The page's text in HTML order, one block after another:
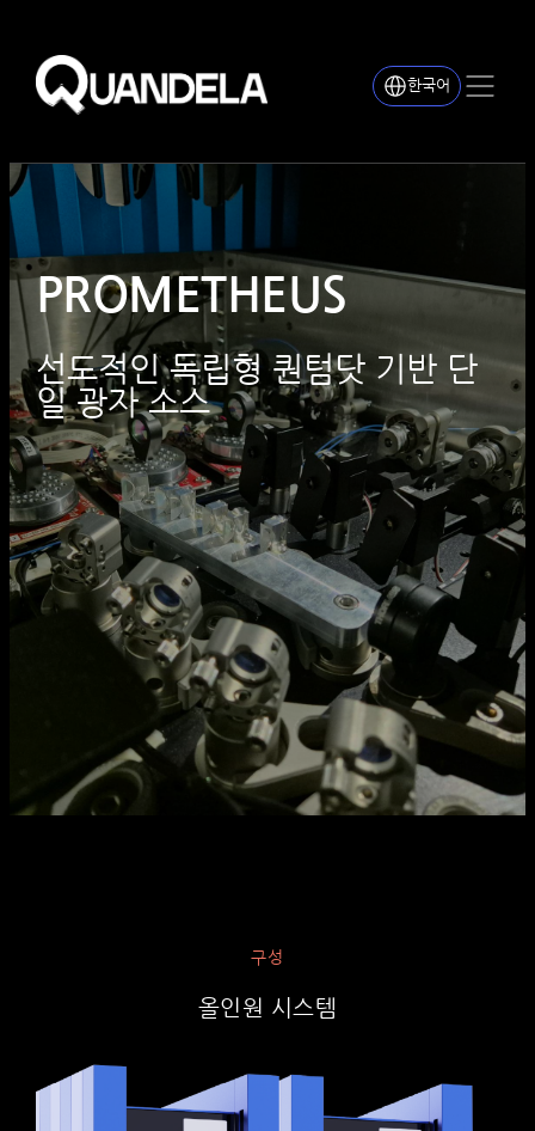
한국어
PROMETHEUS
선도적인 독립형 퀀텀닷 기반 단
일 광자 소스
구성
올인원 시스템